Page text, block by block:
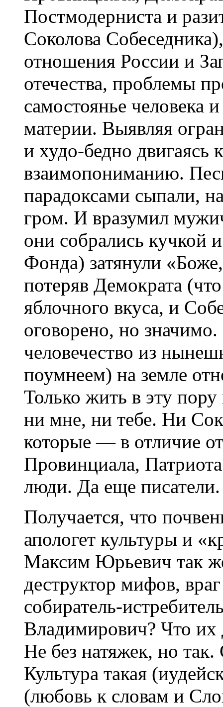
Постмодерниста и
Соколова
отношения России и
отечества, проблемы
самостоянье человека
материи. Выявляя
и худо-бедно двигаясь
взаимопониманию.
парадоксами сыпали,
гром. И вразумил
они собрались кучкой
Фонда) затянули
потеряв Демократа
яблочного вкуса, и
оговорено, но
человечество из
поумнеем) на земле
Только жить в эту
ни мне, ни тебе. Ни
которые — в отличие
Провинциала,
люди. Да еще писатели.
Получается, что
апологет культуры и
Максим Юрьевич так
деструктор мифов,
собиратель-
Владимирович? Что их
Не без натяжек, но так.
Культура такая
(любовь к словам и